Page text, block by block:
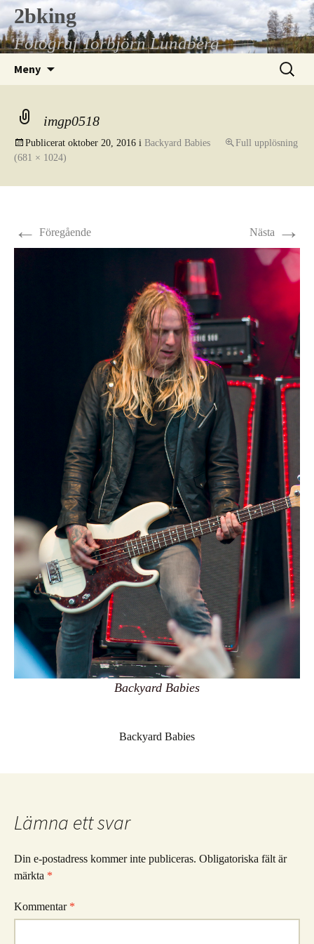
Hoppa
till
innehåll
2bking
Fotograf Torbjörn Lundberg
Meny
Sök
efter:
imgp0518
Publicerat oktober 20, 2016 i Backyard Babies
Full upplösning
(681 × 1024)
← Föregående Nästa →
Backyard Babies
Backyard Babies
Lämna ett svar
Din e-postadress kommer inte publiceras. Obligatoriska fält är
märkta *
Kommentar *